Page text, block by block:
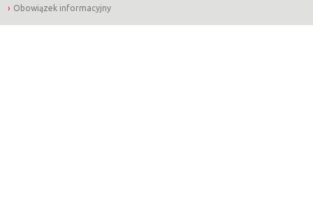
Obowiązek informacyjny